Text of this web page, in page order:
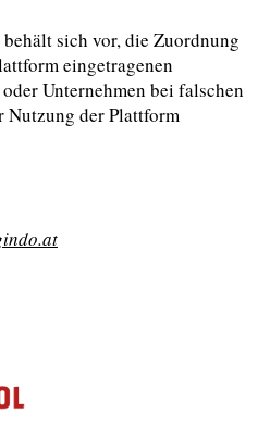
sich vor, die Zuordnung
eingetragenen
Unternehmen bei falschen
Nutzung der Plattform